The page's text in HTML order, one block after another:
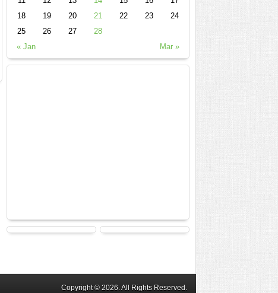
« Jan Mar »
18
19 20 21 22 23
24
25
26 27 28
Copyright © 2026. All Rights Reserved.